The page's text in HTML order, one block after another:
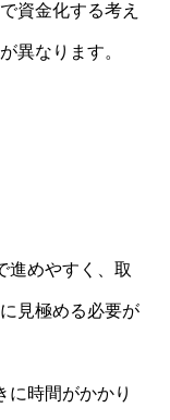
資金化する考え
異なります。
進めやすく、取
見極める必要が
に時間がかかり